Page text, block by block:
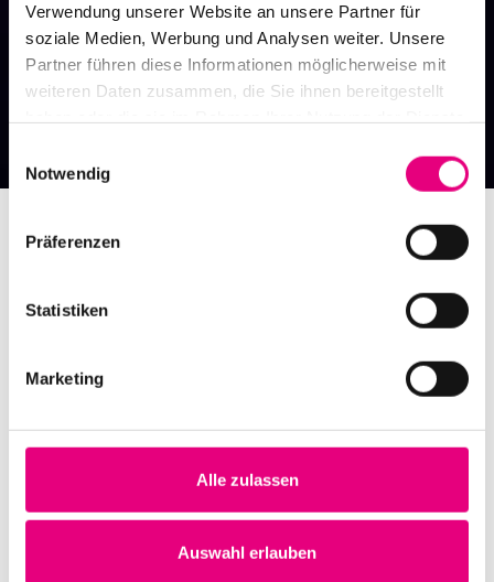
Verwendung unserer Website an unsere Partner für
soziale Medien, Werbung und Analysen weiter. Unsere
Partner führen diese Informationen möglicherweise mit
weiteren Daten zusammen, die Sie ihnen bereitgestellt
Notwendig
Präferenzen
Statistiken
Marketing
Alle zulassen
Auswahl erlauben
Events Archiv
Vergangene Veranstaltungen, Festivals
und Spielstätten
Nightmares on Wax